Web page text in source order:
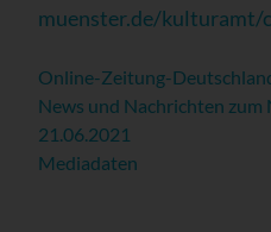
muenster.de/kulturamt/
Online-Zeitung-
News und Nachrichten zum
21.06.2021
Mediadaten